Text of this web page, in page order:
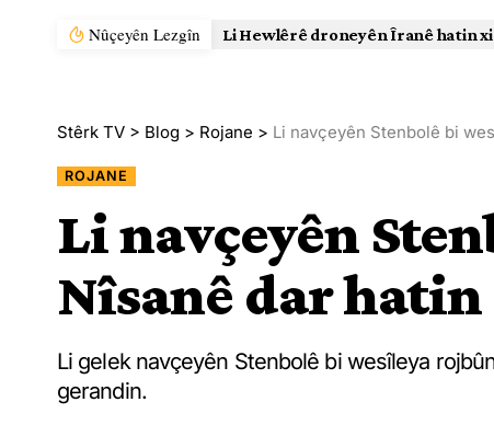
Nûçeyên Lezgîn Li Hewlêrê droneyên Îranê hatin
Stêrk TV > Blog > Rojane > Li navçeyên Stenbolê bi
ROJANE
Li navçeyên
Nîsanê dar
Li gelek navçeyên Stenbolê bi wesîleya
gerandin.